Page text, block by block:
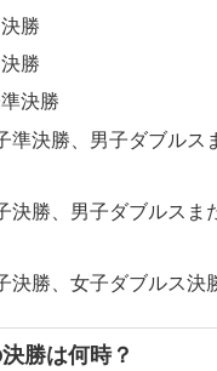
勝
勝
決勝
決勝、男子ダブルス
勝、男子ダブルスま
勝、女子ダブルス決
勝は何時？